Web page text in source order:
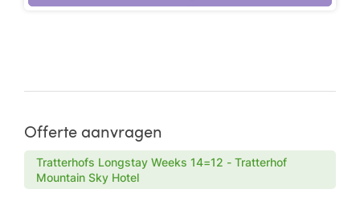
Offerte aanvragen
Tratterhofs Longstay Weeks 14=12 - Tratterhof
Mountain Sky Hotel